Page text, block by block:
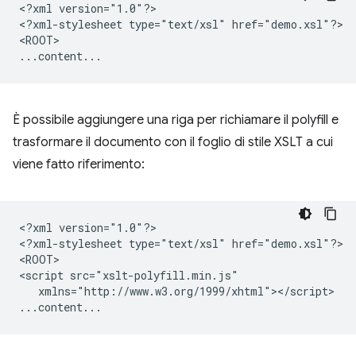
<?xml version="1.0"?>
<?xml-stylesheet type="text/xsl" href="demo.xsl"?>
<ROOT>
È possibile aggiungere una riga per richiamare il polyfill e
trasformare il documento con il foglio di stile XSLT a cui
viene fatto riferimento:
<?xml version="1.0"?>
<?xml-stylesheet type="text/xsl" href="demo.xsl"?>
<ROOT>
<script
xmlns="http://www.w3.org/1999/xhtml"></script>